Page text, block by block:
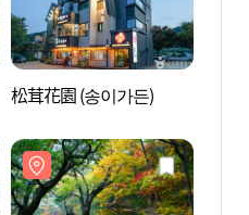
松茸花園 (송이가든)